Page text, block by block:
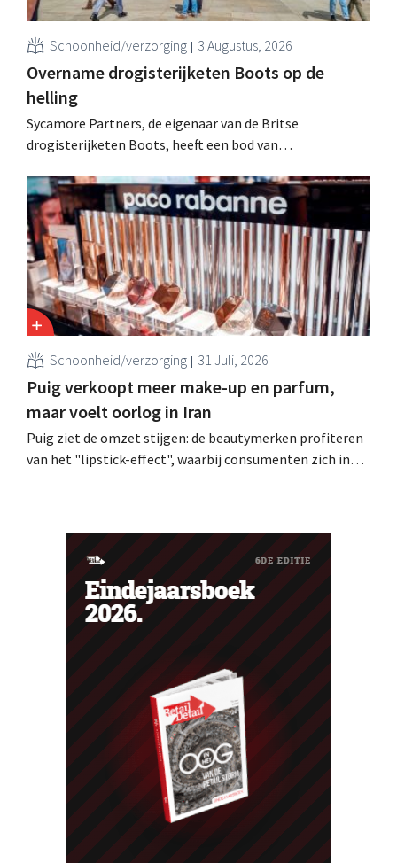
Schoonheid/verzorging 3 Augustus, 2026
Overname drogisterijketen Boots op de
helling
Sycamore Partners, de eigenaar van de Britse
drogisterijketen Boots, heeft een bod van
overnamekandidaat zich terugtrok. De onzekerheid over
de toekomst van de retailer houdt aan.
Schoonheid/verzorging 31 Juli, 2026
Puig verkoopt meer make-up en parfum,
maar voelt oorlog in Iran
Puig ziet de omzet stijgen: de beautymerken profiteren
van het "lipstick-effect", waarbij consumenten zich in